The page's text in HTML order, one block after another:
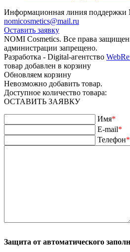
Информационная линия поддержки
nomicosmetics@mail.ru
Оставить заявку
NOMI Сosmetics. Все права
администрации запрещено.
Разработка - Digital-агентство
товар добавлен в корзину
Обновляем корзину
Невозможно добавить товар.
Доступное количество товара:
ОСТАВИТЬ ЗАЯВКУ
Имя*
E-mail*
Телефон*
Защита от автоматического